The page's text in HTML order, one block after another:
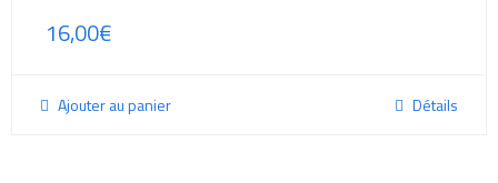
16,00€
Ajouter au panier Détails